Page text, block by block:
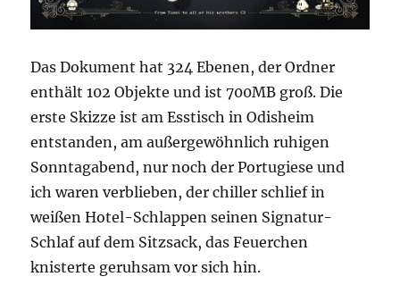
Das Dokument hat 324 Ebenen, der Ordner
enthält 102 Objekte und ist 700MB groß. Die
erste Skizze ist am Esstisch in Odisheim
entstanden, am außergewöhnlich ruhigen
Sonntagabend, nur noch der Portugiese und
ich waren verblieben, der chiller schlief in
weißen Hotel-Schlappen seinen Signatur-
Schlaf auf dem Sitzsack, das Feuerchen
knisterte geruhsam vor sich hin.